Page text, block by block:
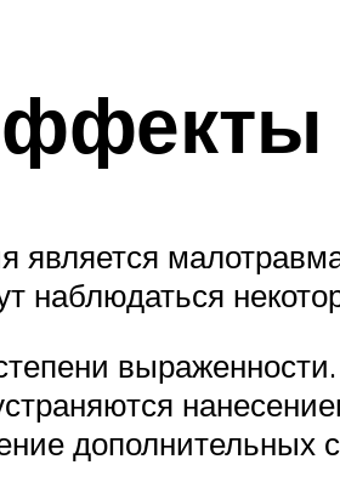
является
наблюдаться
выраженности.
дополнительных